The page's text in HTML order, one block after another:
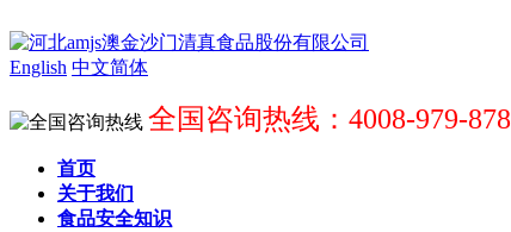
English 中文简体
全国咨询热线：4008-979-878
首页
关于我们
食品安全知识